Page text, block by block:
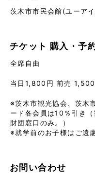
茨木市市民会館(ユーア
チケット 購入・予
全席自由
当日1,800円 前売 1,500
※茨木市観光協会、茨木
ード各会員は10％引き
財団窓口のみ。）
※就学前のお子様はご遠
お問い合わせ